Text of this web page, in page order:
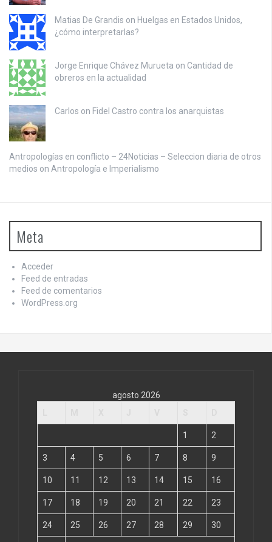
Matias De Grandis on Huelgas en Estados Unidos,
¿cómo interpretarlas?
Jorge Enrique Chávez Murueta on Cantidad de
obreros en la actualidad
Carlos on Fidel Castro contra los anarquistas
Antropologías en conflicto – 24Noticias – Seleccion diaria de otros
medios on Antropología e Imperialismo
Meta
Acceder
Feed de entradas
Feed de comentarios
WordPress.org
agosto 2026
1 2
3 4 5 6 7 8 9
10 11 12 13 14 15 16
17 18 19 20 21 22 23
24 25 26 27 28 29 30